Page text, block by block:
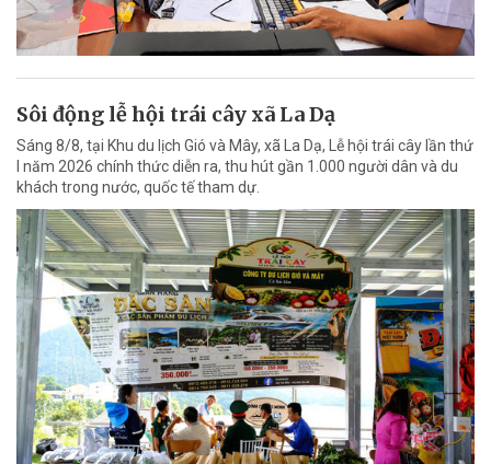
Sôi động lễ hội trái cây xã La Dạ
Sáng 8/8, tại Khu du lịch Gió và Mây, xã La Dạ, Lễ hội trái cây lần thứ
I năm 2026 chính thức diễn ra, thu hút gần 1.000 người dân và du
khách trong nước, quốc tế tham dự.